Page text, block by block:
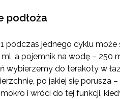
podłoża
podczas jednego cyklu
a pojemnik na wodę – 250
wybierzemy do terakoty w
po jakiej się porusza
i wróci do tej funkcji,